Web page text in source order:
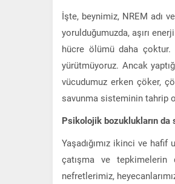
İşte, beynimiz, NREM adı
yorulduğumuzda, aşırı
hücre ölümü daha
yürütmüyoruz. Ancak
vücudumuz erken çöker,
savunma sisteminin tahrip
Psikolojik bozuklukların da
Yaşadığımız ikinci ve hafif
çatışma ve tepkimelerin
nefretlerimiz,